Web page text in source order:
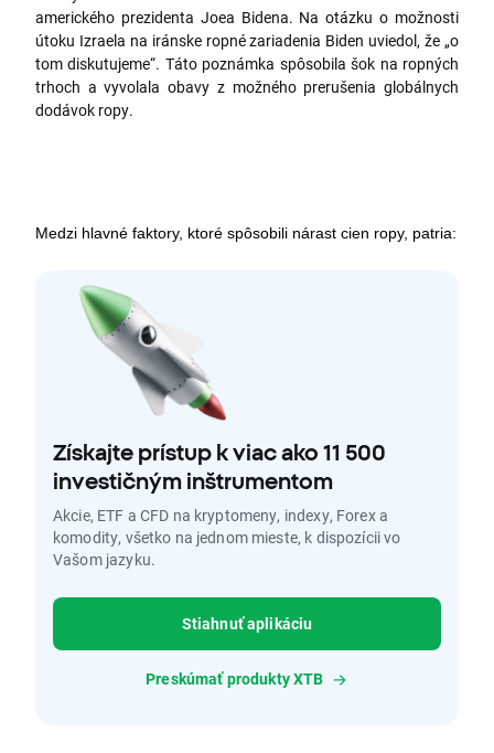
amerického prezidenta Joea Bidena. Na otázku o možnosti
útoku Izraela na iránske ropné zariadenia Biden uviedol, že „o
tom diskutujeme“. Táto poznámka spôsobila šok na ropných
trhoch a vyvolala obavy z možného prerušenia globálnych
dodávok ropy.
Medzi hlavné faktory, ktoré spôsobili nárast cien ropy, patria:
Získajte prístup k viac ako 11 500
investičným inštrumentom
Akcie, ETF a CFD na kryptomeny, indexy, Forex a
komodity, všetko na jednom mieste, k dispozícii vo
Vašom jazyku.
Stiahnuť aplikáciu
Preskúmať produkty XTB